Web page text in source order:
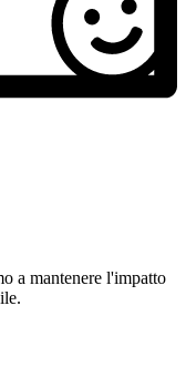
a mantenere l'impatto